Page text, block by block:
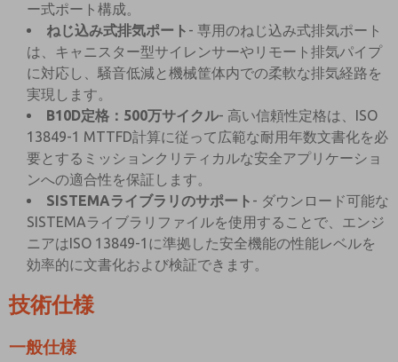
ー式ポート構成。
ねじ込み式排気ポート - 専用のねじ込み式排気ポート
は、キャニスター型サイレンサーやリモート排気パイプ
に対応し、騒音低減と機械筐体内での柔軟な排気経路を
実現します。
B10D定格：500万サイクル- 高い信頼性定格は、ISO
13849-1 MTTFD計算に従って広範な耐用年数文書化を必
要とするミッションクリティカルな安全アプリケーショ
ンへの適合性を保証します。
SISTEMAライブラリのサポート - ダウンロード可能な
SISTEMAライブラリファイルを使用することで、エンジ
ニアはISO 13849-1に準拠した安全機能の性能レベルを
効率的に文書化および検証できます。
技術仕様
一般仕様